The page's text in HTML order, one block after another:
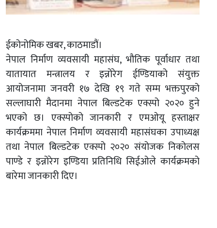
ईकोनोमिक खबर, काठमाडौं।
नेपाल निर्माण व्यवसायी महासंघ, भौतिक पूर्वाधार तथा
यातायात मन्त्रालय र इन्नोरेग ईण्डियाको संयुक्त
आयोजनामा जनवरी १७ देखि १९ गते सम्म भक्तपुरको
सल्लाघारी मैदानमा नेपाल बिल्डटेक एक्स्पो २०२० हुने
भएको छ। एक्स्पोको जानकारी र एमओयू हस्ताक्षर
कार्यक्रममा नेपाल निर्माण व्यवसायी महासंघका उपाध्यक्ष
तथा नेपाल बिल्डटेक एक्स्पो २०२० संयोजक निकोलस
पाण्डे र इन्नोरेग इण्डिया प्रतिनिधि सिईओले कार्यक्रमको
बारेमा जानकारी दिए।